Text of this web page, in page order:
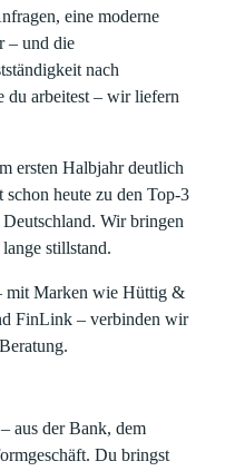
eine moderne
– und die
nach
du arbeitest – wir liefern
ersten Halbjahr deutlich
schon heute zu den Top-3
Wir bringen
stillstand.
mit Marken wie Hüttig &
FinLink – verbinden wir
aus der Bank, dem
Du bringst